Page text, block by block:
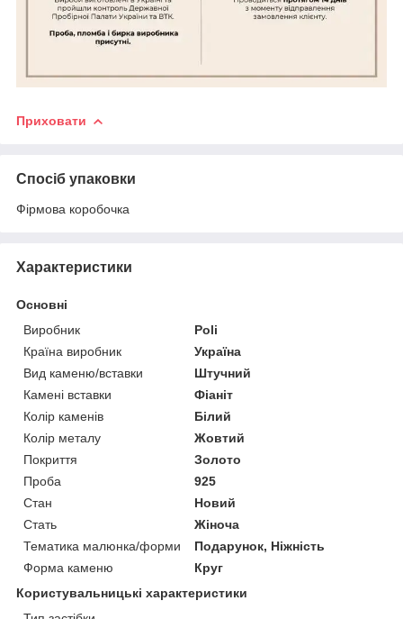
Приховати
Спосіб упаковки
Фірмова коробочка
Характеристики
Основні
Виробник
Poli
Країна виробник
Україна
Вид каменю/вставки
Штучний
Камені вставки
Фіаніт
Колір каменів
Білий
Колір металу
Жовтий
Покриття
Золото
Проба
925
Стан
Новий
Стать
Жіноча
Тематика малюнка/форми
Подарунок, Ніжність
Форма каменю
Круг
Користувальницькі характеристики